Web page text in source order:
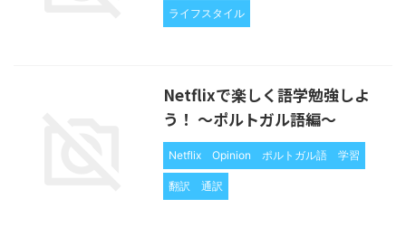
ライフスタイル
Netflixで楽しく語学勉強しよ
う！ 〜ポルトガル語編〜
Netflix Opinion ポルトガル語 学習
翻訳 通訳